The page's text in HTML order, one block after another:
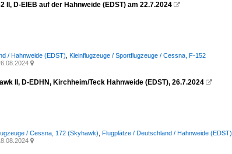
II, D-EIEB auf der Hahnweide (EDST) am 22.7.2024 
/ Hahnweide (EDST) Kleinflugzeuge / Sportflugzeuge / Cessna, F-152

II, D-EDHN, Kirchheim/Teck Hahnweide (EDST), 26.7.2024 
/ Cessna, 172 (Skyhawk) Flugplätze / Deutschland / Hahnweide (EDST)
